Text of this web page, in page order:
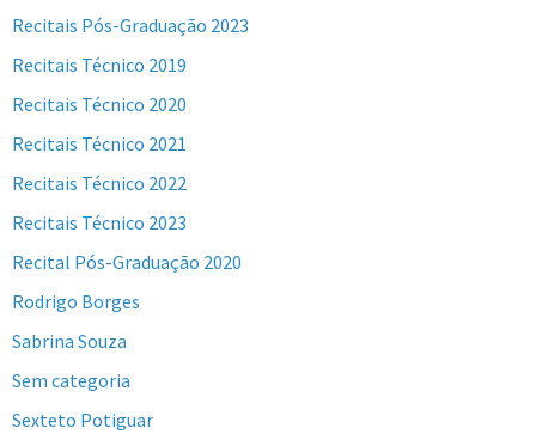
Recitais Pós-Graduação 2023
Recitais Técnico 2019
Recitais Técnico 2020
Recitais Técnico 2021
Recitais Técnico 2022
Recitais Técnico 2023
Recital Pós-Graduação 2020
Rodrigo Borges
Sabrina Souza
Sem categoria
Sexteto Potiguar